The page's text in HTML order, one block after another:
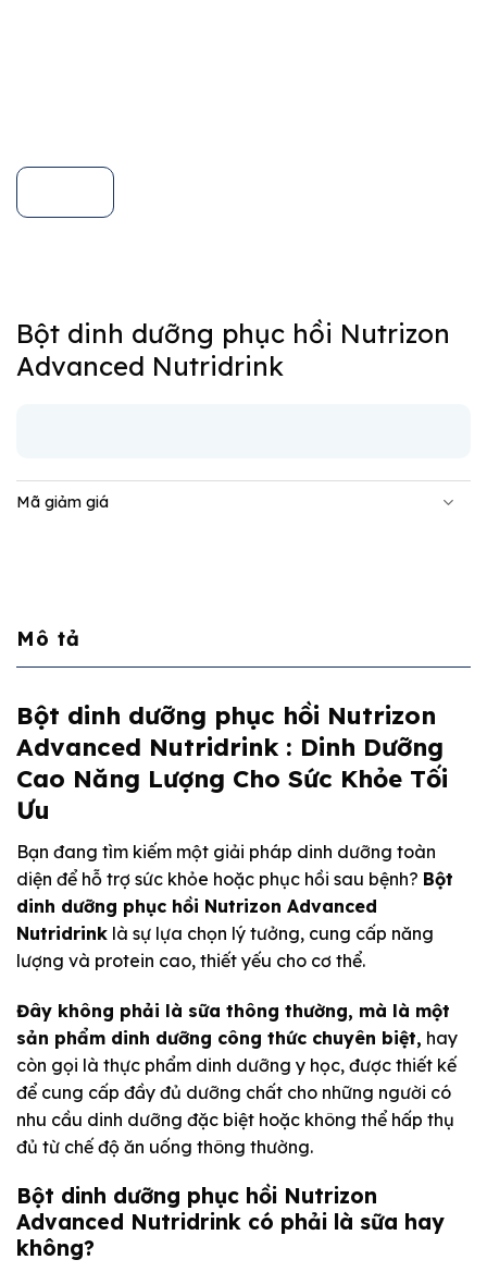
Bột dinh dưỡng phục hồi Nutrizon
Advanced Nutridrink
Mã giảm giá
Mô tả
Bột dinh dưỡng phục hồi Nutrizon
Advanced Nutridrink : Dinh Dưỡng
Cao Năng Lượng Cho Sức Khỏe Tối
Ưu
Bạn đang tìm kiếm một giải pháp dinh dưỡng toàn
diện để hỗ trợ sức khỏe hoặc phục hồi sau bệnh? Bột
dinh dưỡng phục hồi Nutrizon Advanced
Nutridrink là sự lựa chọn lý tưởng, cung cấp năng
lượng và protein cao, thiết yếu cho cơ thể.
Đây không phải là sữa thông thường, mà là một
sản phẩm dinh dưỡng công thức chuyên biệt, hay
còn gọi là thực phẩm dinh dưỡng y học, được thiết kế
để cung cấp đầy đủ dưỡng chất cho những người có
nhu cầu dinh dưỡng đặc biệt hoặc không thể hấp thụ
đủ từ chế độ ăn uống thông thường.
Bột dinh dưỡng phục hồi Nutrizon
Advanced Nutridrink có phải là sữa hay
không?